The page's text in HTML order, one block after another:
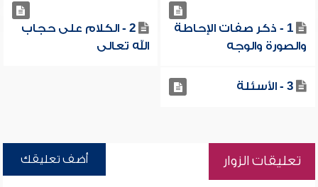
1 - ذكر صفات الإحاطة
والصورة والوجه
2 - الكلام على حجاب
الله تعالى
3 - الأسئلة
تعليقات الزوار أضف تعليقك